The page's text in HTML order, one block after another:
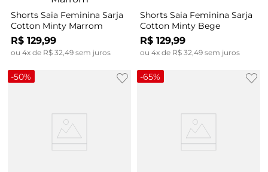
Shorts Saia Feminina Sarja
Cotton Minty Marrom
R$ 129,99
ou 4x de R$ 32 49sem juros
Shorts Saia Feminina Sarja
Cotton Minty Bege
R$ 129,99
ou 4x de R$ 32 49sem juros
-50% -65%